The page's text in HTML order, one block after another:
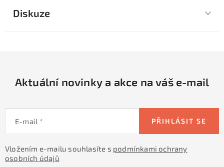
Diskuze
Aktuální novinky a akce na váš e-mail
E-mail
Vložením e-mailu souhlasíte s podmínkami ochrany
osobních údajů
PŘIHLÁSIT SE